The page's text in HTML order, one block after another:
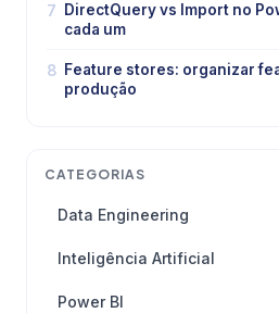
7
DirectQuery vs Import no
cada um
8 Feature stores: organizar
produção
CATEGORIAS
Data Engineering
Inteligência Artificial
Power BI